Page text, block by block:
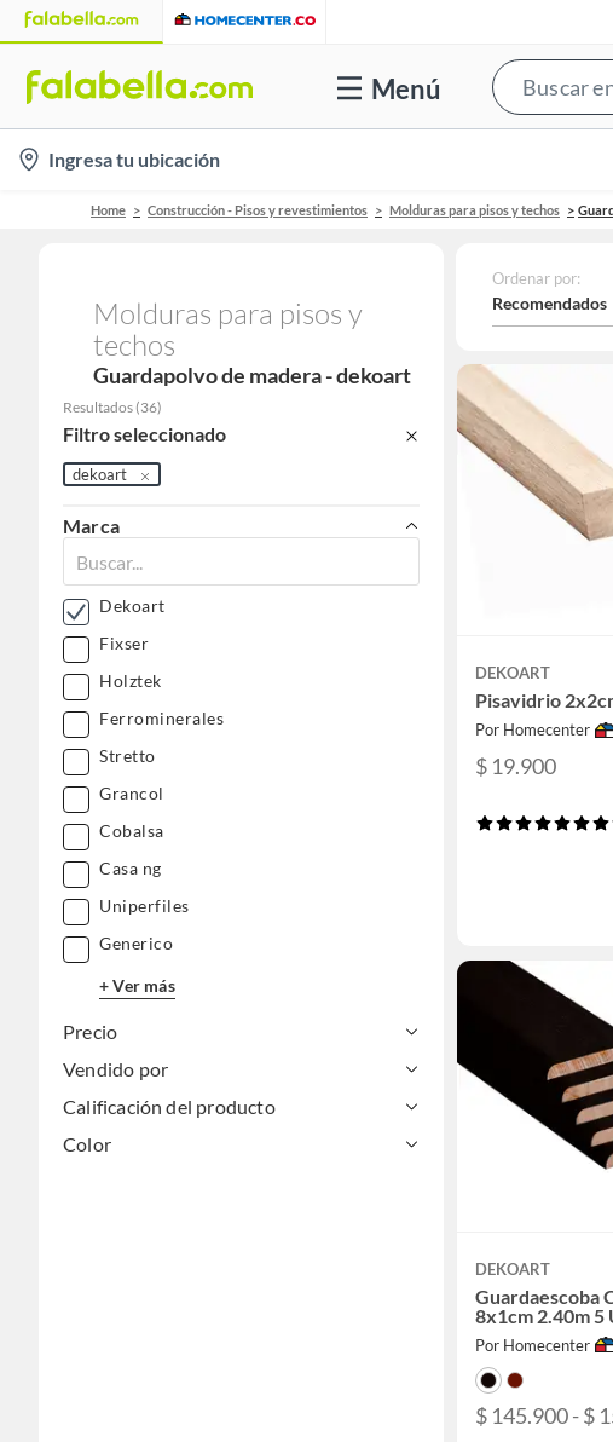
Menú
location-
icon
Ingresa tu ubicación
Home Construcción - Pisos y revestimientos Molduras para pisos y techos
Molduras para pisos y
techos
Guardapolvo de madera - dekoart
Resultados (36)
Filtro seleccionado
dekoart
Marca
Dekoart
Fixser
Holztek
Ferrominerales
Stretto
Grancol
Cobalsa
Casa ng
Uniperfiles
Generico
+ Ver más
Precio
Vendido por
Calificación del producto
Color
Ordenar por:
Recomendados
DEKOART
Pisavidrio
Por Homecenter
$ 19.900
DEKOART
Guardaescoba
8x1cm 2.40m 5
Por Homecenter
$ 145.900 - $